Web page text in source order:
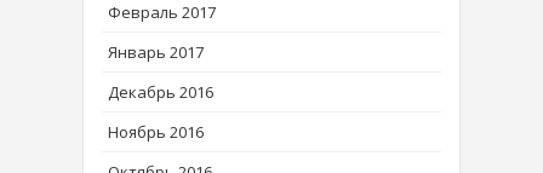
Февраль 2017
Январь 2017
Декабрь 2016
Ноябрь 2016